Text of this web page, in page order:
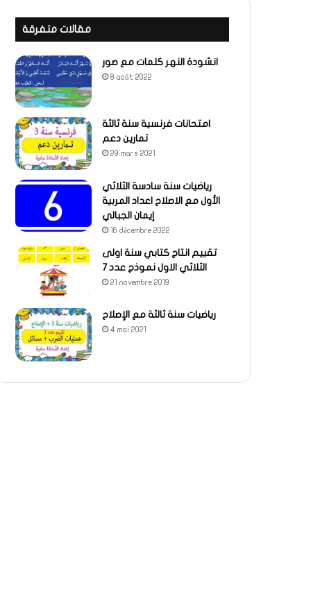
مقالات متفرقة
انشودة النهر كلمات مع صور
8 août 2022
امتحانات فرنسية سنة ثالثة
تمارين دعم
29 mars 2021
رياضيات سنة سادسة الثلاثي
الأول مع الاصلاح اعداد المربية
إيمان الجبالي
16 décembre 2022
تقييم انتاج كتابي سنة اولى
الثلاثي الاول نموذج عدد 7
21 novembre 2019
رياضيات سنة ثالثة مع الإصلاح
4 mai 2021